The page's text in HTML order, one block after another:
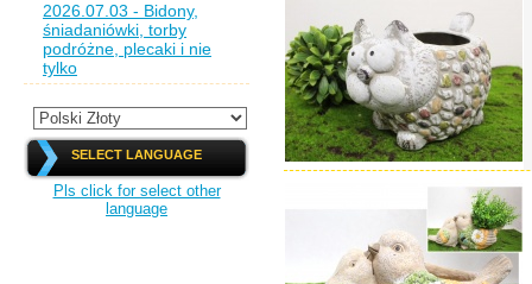
2026.07.03 - Bidony,
śniadaniówki, torby
podróżne, plecaki i nie
tylko
SELECT LANGUAGE
Pls click for select other
language